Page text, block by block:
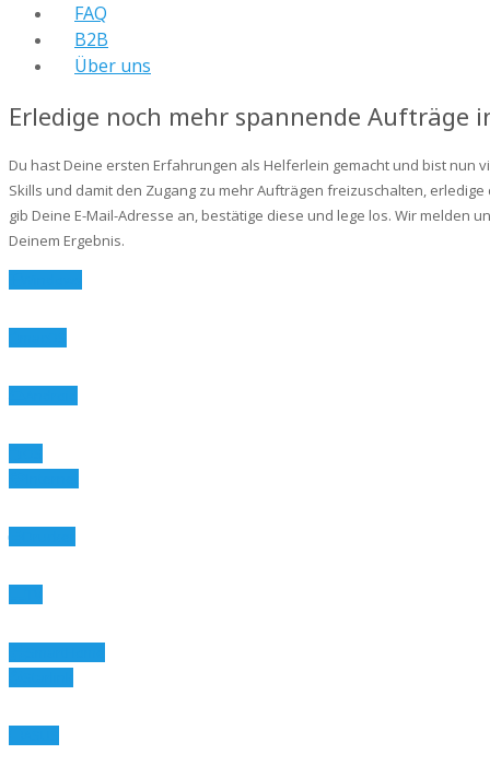
FAQ
B2B
Über uns
Erledige noch mehr spannende Aufträge
Du hast Deine ersten Erfahrungen als Helferlein gemacht und bist nun
Skills und damit den Zugang zu mehr Aufträgen freizuschalten,
gib Deine E-Mail-Adresse an, bestätige diese und lege los. Wir melden
Deinem Ergebnis.